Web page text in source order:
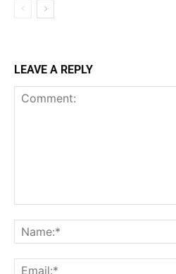
LEAVE A REPLY